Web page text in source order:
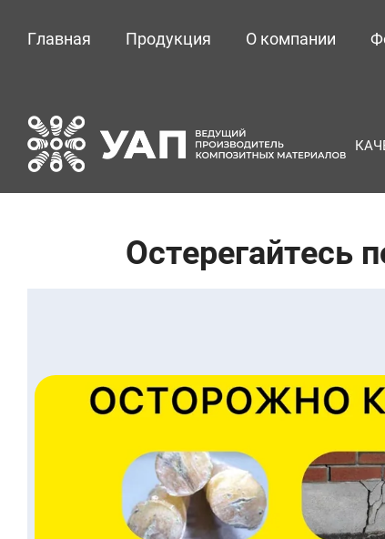
Главная Продукция О компании
Остерегайтесь